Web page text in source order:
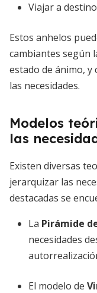
Viajar a
Estos anhelos
cambiantes según
estado de ánimo, y
las necesidades.
Modelos
las
Existen diversas
jerarquizar las
destacadas se
La Pirámide
necesidades
El modelo de